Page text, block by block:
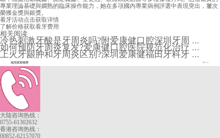
專業理論基礎與嫻熟的臨床操作能力，她在多項國內專業病例評選中表現突出，屢次
榮獲金獎與銀獎。
看牙活动点击获取详情
了解价格获取看牙费用
相关阅读
冷热刺激牙酸是牙周炎吗?附爱康健口腔深圳牙周 ...
如何预防牙周炎复发?爱康健口腔医院规范化治疗 ...
上火牙龈肿和牙周炎区别?深圳爱康健福田牙科牙 ...
相关医师推荐 More+
大陆咨询热线：
0755-61302632
香港咨询热线：
00852-62157070